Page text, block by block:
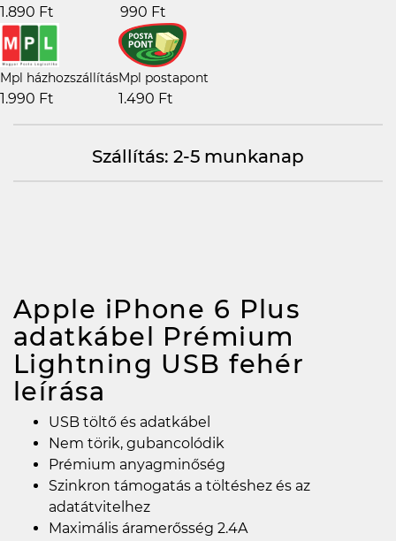
1.890 Ft 990 Ft
Mpl házhozszállítás
1.990 Ft
Mpl postapont
1.490 Ft
Szállítás: 2-5 munkanap
Apple iPhone 6 Plus
adatkábel Prémium
Lightning USB fehér
leírása
USB töltő és adatkábel
Nem törik, gubancolódik
Prémium anyagminőség
Szinkron támogatás a töltéshez és az
adatátvitelhez
Maximális áramerősség 2.4A